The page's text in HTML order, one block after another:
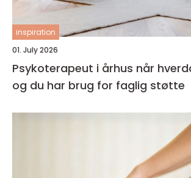
inspiration
01. July 2026
Psykoterapeut i århus når hverdagen slider,
og du har brug for faglig støtte